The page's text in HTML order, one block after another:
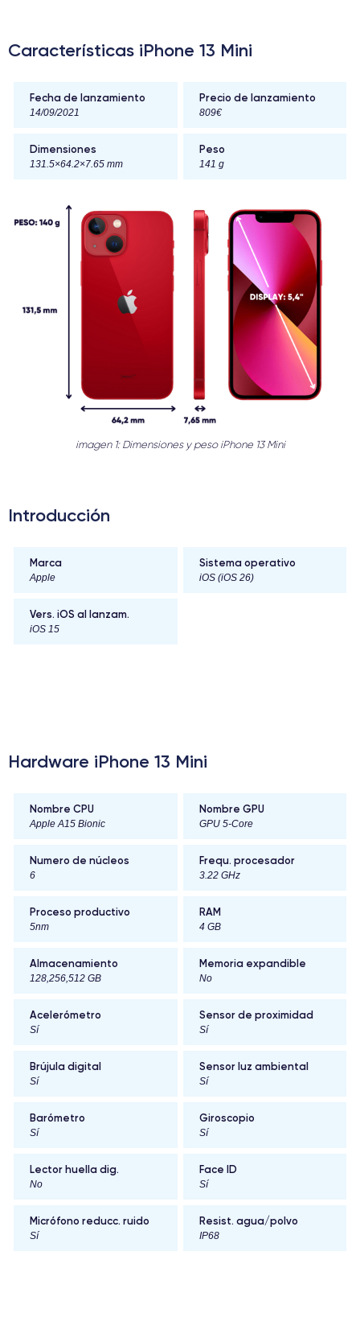
Características iPhone 13 Mini
Fecha de lanzamiento
14/09/2021
Precio de lanzamiento
809€
Dimensiones
131.5×64.2×7.65 mm
Peso
141 g
imagen 1: Dimensiones y peso iPhone 13 Mini
Introducción
Marca
Apple
Sistema operativo
iOS (iOS 26)
Vers. iOS al lanzam.
iOS 15
Hardware iPhone 13 Mini
Nombre CPU
Apple A15 Bionic
Nombre GPU
GPU 5-Core
Numero de núcleos
6
Frequ. procesador
3.22 GHz
Proceso productivo
5nm
RAM
4 GB
Almacenamiento
128,256,512 GB
Memoria expandible
No
Acelerómetro
Sí
Sensor de proximidad
Sí
Brújula digital
Sí
Sensor luz ambiental
Sí
Barómetro
Sí
Giroscopio
Sí
Lector huella dig.
No
Face ID
Sí
Micrófono reducc. ruido
Sí
Resist. agua/polvo
IP68